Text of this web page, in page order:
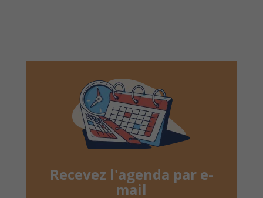
Recevez l'agenda par e-
mail